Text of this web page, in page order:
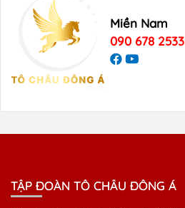
Miền Nam
090 678 2533
TẬP ĐOÀN TÔ CHÂU ĐÔNG Á